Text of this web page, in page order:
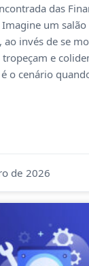
das
um
ao invés de se
e
o cenário
de 2026